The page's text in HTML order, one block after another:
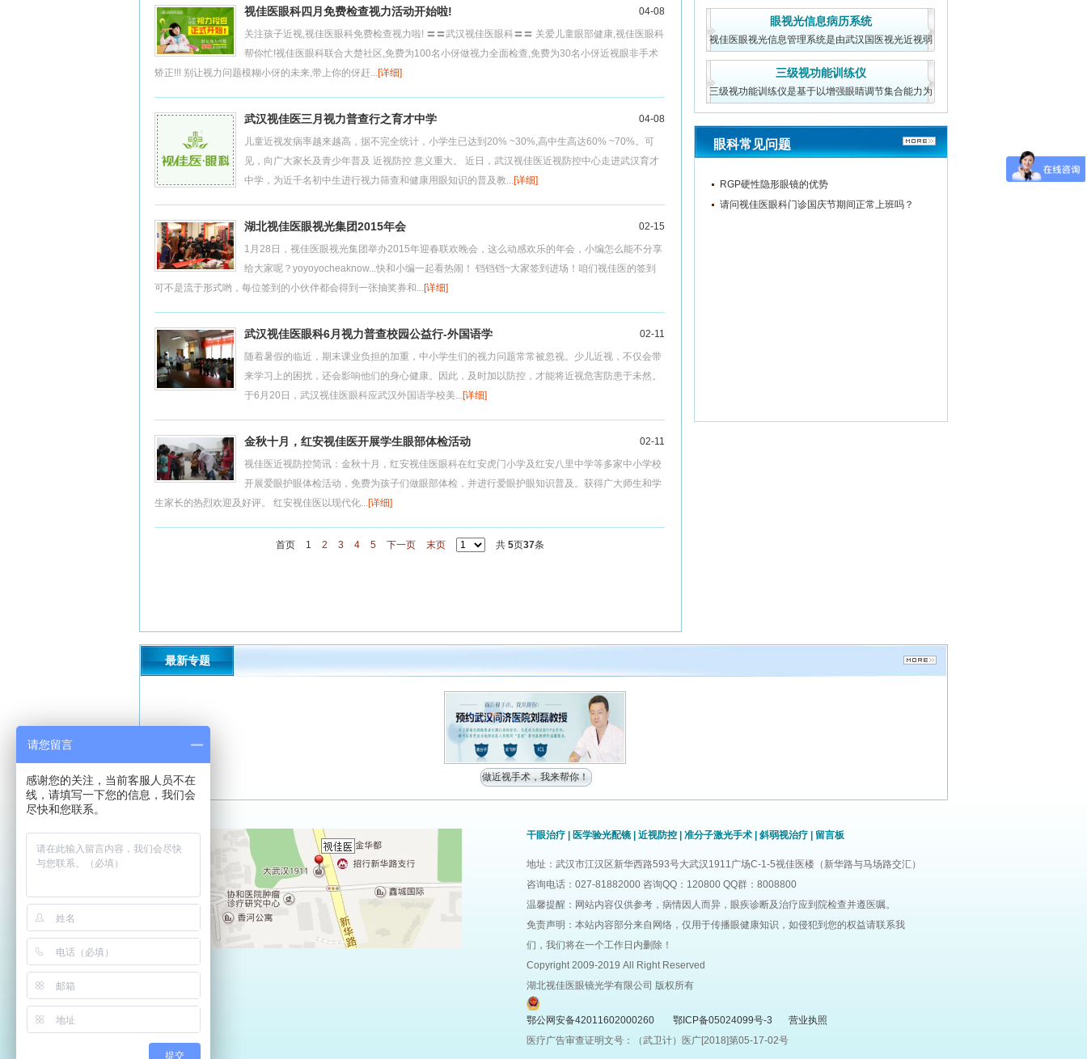
视佳医眼科四月免费检查视力活动开始啦!
04-08
关注孩子近视,视佳医眼科免费检查视力啦! 〓〓武汉视佳医眼科〓〓 关爱儿童眼部健康,视佳医眼科
帮你忙!视佳医眼科联合大楚社区,免费为100名小伢做视力全面检查,免费为30名小伢近视眼非手术
矫正!!! 别让视力问题模糊小伢的未来,带上你的伢赶...[详细]
武汉视佳医三月视力普查行之育才中学
04-08
儿童近视发病率越来越高，据不完全统计，小学生已达到20% ~30%,高中生高达60% ~70%。可
见，向广大家长及青少年普及 近视防控 意义重大。 近日，武汉视佳医近视防控中心走进武汉育才
中学，为近千名初中生进行视力筛查和健康用眼知识的普及教...[详细]
湖北视佳医眼视光集团2015年会
02-15
1月28日，视佳医眼视光集团举办2015年迎春联欢晚会，这么动感欢乐的年会，小编怎么能不分享
给大家呢？yoyoyocheaknow...快和小编一起看热闹！ 铛铛铛~大家签到进场！咱们视佳医的签到
可不是流于形式哟，每位签到的小伙伴都会得到一张抽奖券和...[详细]
武汉视佳医眼科6月视力普查校园公益行-外国语学
02-11
随着暑假的临近，期末课业负担的加重，中小学生们的视力问题常常被忽视。少儿近视，不仅会带
来学习上的困扰，还会影响他们的身心健康。因此，及时加以防控，才能将近视危害防患于未然。
于6月20日，武汉视佳医眼科应武汉外国语学校美...[详细]
金秋十月，红安视佳医开展学生眼部体检活动
02-11
视佳医近视防控简讯：金秋十月，红安视佳医眼科在红安虎门小学及红安八里中学等多家中小学校
开展爱眼护眼体检活动，免费为孩子们做眼部体检，并进行爱眼护眼知识普及。获得广大师生和学
生家长的热烈欢迎及好评。 红安视佳医以现代化...[详细]
首页 1 2 3 4 5 下一页 末页 共 5页37条
视研究院开发中心
眼视光信息病历系统
视佳医眼视光信息管理系统是由武汉国医视光近视弱
视研究院研发（武
三级视功能训练仪
三级视功能训练仪是基于以增强眼睛调节集合能力为
核心的视功能训练
眼科常见问题
RGP硬性隐形眼镜的优势
请问视佳医眼科门诊国庆节期间正常上班吗？
最新专题
做近视手术，我来帮你！
干眼治疗 医学验光配镜 近视防控 准分子激光手术 斜弱视治疗 留言板
地址：武汉市江汉区新华西路593号大武汉1911广场C-1-5视佳医楼（新华路与马场路交汇）
咨询电话：027-81882000 咨询QQ：120800 QQ群：8008800
温馨提醒：网站内容仅供参考，病情因人而异，眼疾诊断及治疗应到院检查并遵医嘱。
免责声明：本站内容部分来自网络，仅用于传播眼健康知识，如侵犯到您的权益请联系我
们，我们将在一个工作日内删除！
Copyright 2009-2019 All Right Reserved
湖北视佳医眼镜光学有限公司 版权所有
鄂公网安备42011602000260 鄂ICP备05024099号-3
营业执照
医疗广告审查证明文号：（武卫计）医广[2018]第05-17-02号
请您留言
感谢您的关注，当前客服人员不在
线，请填写一下您的信息，我们会
尽快和您联系。
提交